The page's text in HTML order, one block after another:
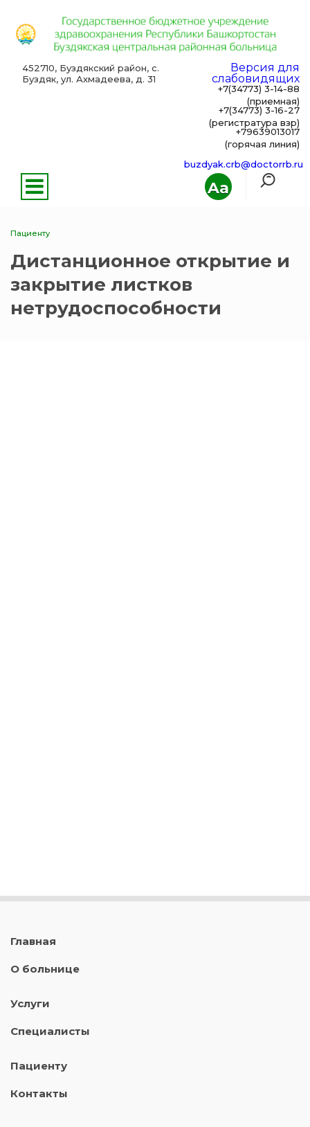
Aa
452710, Буздякский район, с.
Буздяк, ул. Ахмадеева, д. 31
Версия для
слабовидящих
+7(34773) 3-14-88
(приемная)
+7(34773) 3-16-27
(регистратура взр)
+79639013017
(горячая линия)
buzdyak.crb@doctorrb.ru
Пациенту
Дистанционное открытие и
закрытие листков
нетрудоспособности
Главная
О больнице
Услуги
Специалисты
Пациенту
Контакты